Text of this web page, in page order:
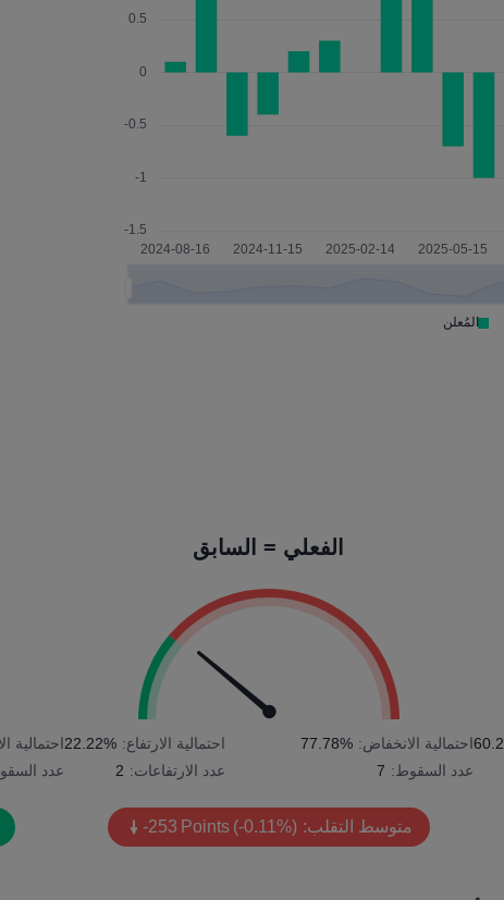
الفعلي = السابق
احتمالية الارتفاع: 22.22%
عدد الارتفاعات: 2
احتمالية الانخفاض: 77.78%
عدد السقوط: 7
متوسط التقلب: -253 Points (-0.11%)
احتمالية
عدد